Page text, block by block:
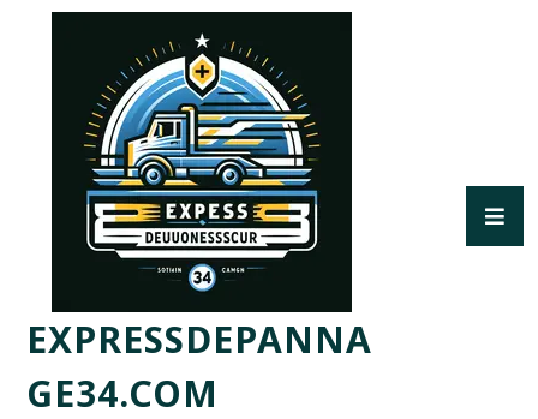
EXPRESSDEPANNA
GE34.COM